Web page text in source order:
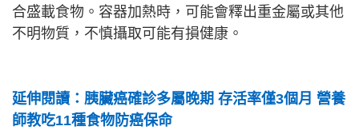
合盛載食物。容器加熱時，可能會釋出重金屬或其他
不明物質，不慎攝取可能有損健康。
延伸閱讀：胰臟癌確診多屬晚期 存活率僅3個月 營養
師教吃11種食物防癌保命